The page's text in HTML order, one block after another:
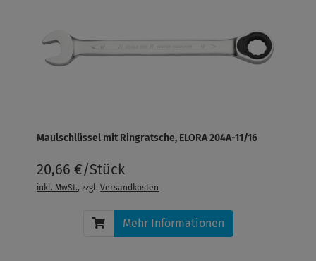
Maulschlüssel mit Ringratsche, ELORA 204A-11/16
20,66 €/Stück
inkl. MwSt., zzgl.Versandkosten
Mehr Informationen